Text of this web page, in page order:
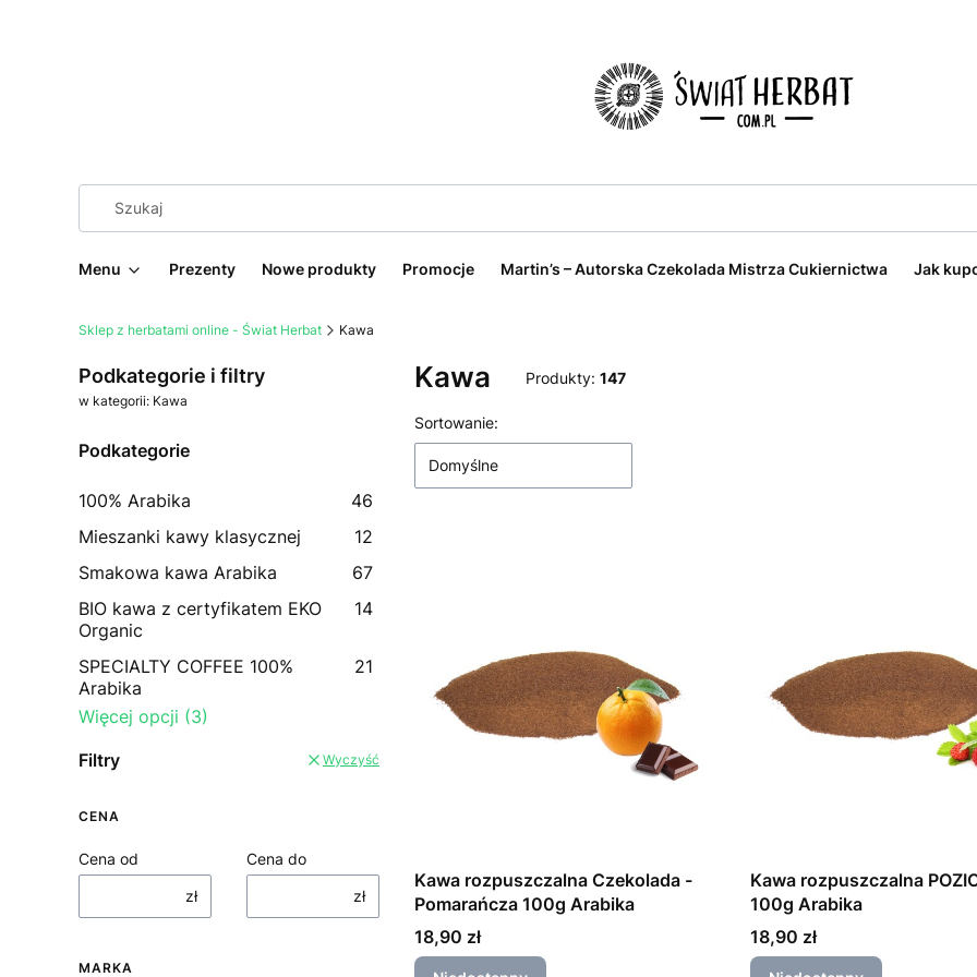
Menu Prezenty Nowe produkty Promocje Martin’s – Autorska Czekolada Mistrza Cukiernictwa Jak
Sklep z herbatami online - Świat Herbat Kawa
Podkategorie i filtry
w kategorii: Kawa
Podkategorie
100% Arabika
46
Mieszanki kawy klasycznej
12
Smakowa kawa Arabika
67
BIO kawa z certyfikatem EKO
Organic
14
SPECIALTY COFFEE 100%
Arabika
21
Więcej opcji (3)
Filtry
Wyczyść
CENA
Cena od
zł
Cena do
zł
MARKA
Kawa Produkty: 147
Lista produktów
Sortowanie:
Domyślne
Kawa rozpuszczalna Czekolada -
Pomarańcza 100g Arabika
Cena
18,90 zł
Kawa rozpuszczalna
100g Arabika
Cena
18,90 zł